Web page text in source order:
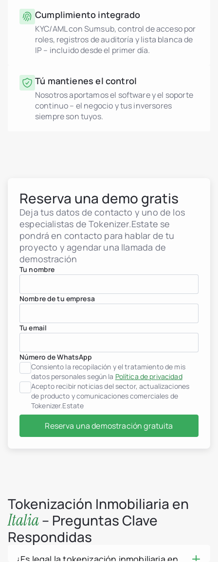
Cumplimiento integrado
KYC/AML con Sumsub, control de acceso por
roles, registros de auditoría y lista blanca de
IP – incluido desde el primer día.
Tú mantienes el control
Nosotros aportamos el software y el soporte
continuo – el negocio y tus inversores
siempre son tuyos.
Reserva una demo gratis
Deja tus datos de contacto y uno de los
especialistas de Tokenizer.Estate se
pondrá en contacto para hablar de tu
proyecto y agendar una llamada de
demostración
Tu nombre
Nombre de tu empresa
Tu email
Número de WhatsApp
Consiento la recopilación y el tratamiento de mis
datos personales según la Política de privacidad
Acepto recibir noticias del sector, actualizaciones
de producto y comunicaciones comerciales de
Tokenizer.Estate
Reserva una demostración gratuita
Tokenización Inmobiliaria en
Italia– Preguntas Clave
Respondidas
¿Es legal la tokenización inmobiliaria en
Desarrolladores
Fondos de inversión
Empresas inmobiliarias
Instituciones financieras
Personas de alto
Italia
Luxemburgo
Montenegro
Portugal